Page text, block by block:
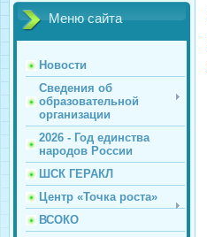
Меню сайта
Новости
Сведения об
образовательной
организации
2026 - Год единства
народов России
ШСК ГЕРАКЛ
Центр «Точка роста»
ВСОКО